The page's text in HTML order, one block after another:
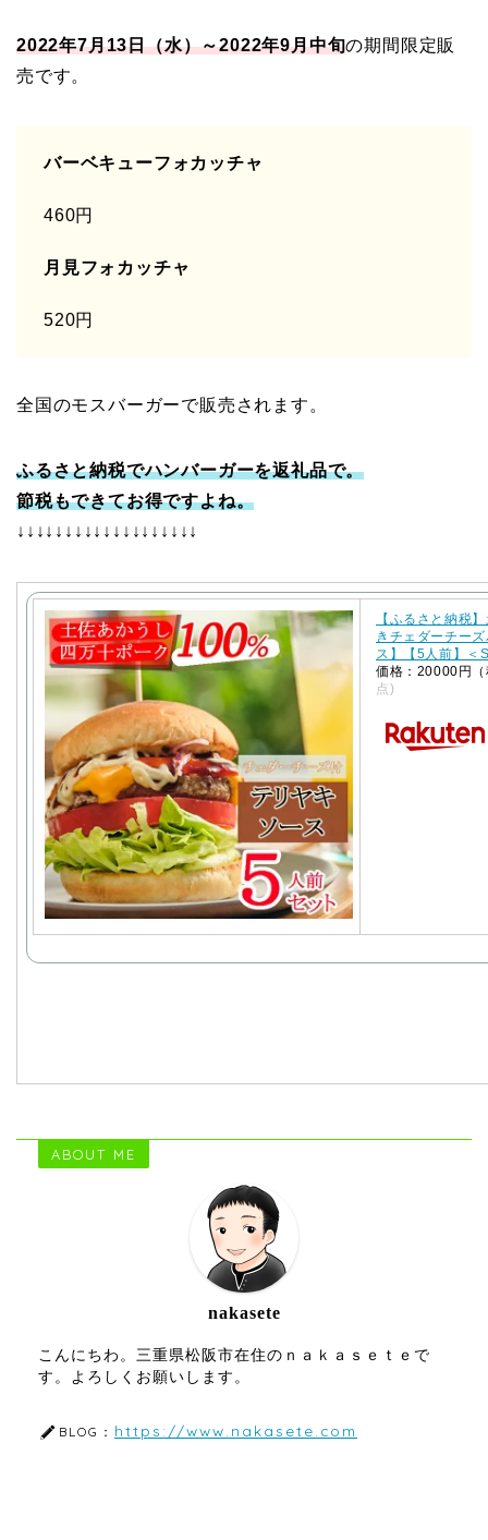
2022年7月13日（水）～2022年9月中旬の期間限定販
売です。
バーベキューフォカッチャ
460円
月見フォカッチャ
520円
全国のモスバーガーで販売されます。
ふるさと納税でハンバーガーを返礼品で。
節税もできてお得ですよね。
↓↓↓↓↓↓↓↓↓↓↓↓↓↓↓↓↓↓↓
【ふるさと納税
きチェダーチー
ス】【5人前】＜
価格：20000円
点)
ABOUT ME
nakasete
こんにちわ。三重県松阪市在住のｎａｋａｓｅｔｅで
す。よろしくお願いします。
BLOG： https://www.nakasete.com